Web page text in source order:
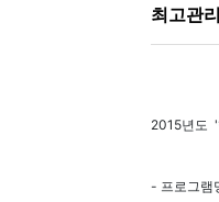
최고관
2015년도 '
- 프로그램